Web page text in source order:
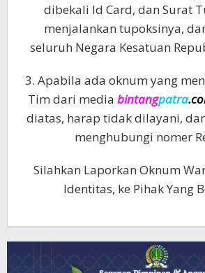
dibekali Id Card, dan Surat
menjalankan tupoksinya,
seluruh Negara Kesatuan
3. Apabila ada oknum yang
Tim dari media bintangpatra
diatas, harap tidak dilayani,
menghubungi nomer
Silahkan Laporkan Oknum
Identitas, ke Pihak Yang